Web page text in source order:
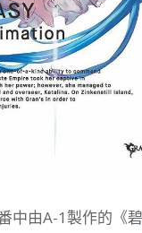
中由A-1製作的《碧